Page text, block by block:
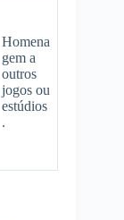
Homena
gem a
outros
jogos ou
estúdios
.